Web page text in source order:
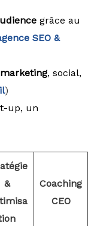
grâce au
SEO &
, social,
)
up, un
&
Coaching
CEO